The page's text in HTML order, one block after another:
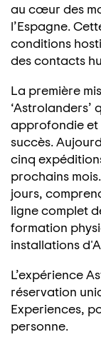
au cœur des
l’Espagne.
conditions
des contacts
La première
approfondie et
succès.
cinq
prochains
jours,
ligne complet
formation
installations
L’expérience
réservation
Experiences,
personne.